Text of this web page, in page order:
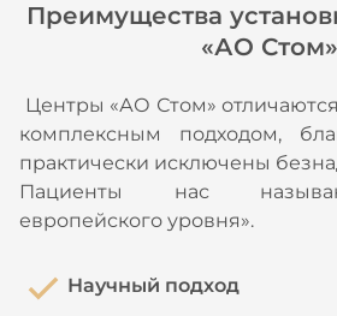
Преимущества
«АО Стом»
Центры «АО Стом»
комплексным подходом,
практически исключены
Пациенты нас
европейского уровня».
Научный подход